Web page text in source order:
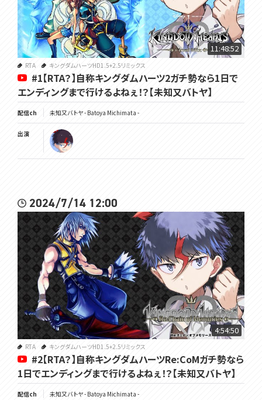
11:48:52
RTA キングダムハーツHD1.5+2.5リミックス
#1【RTA？】自称キングダムハーツ2ガチ勢なら1日で
エンディングまで行けるよねぇ！？【未知又バトヤ】
配信ch 未知又バトヤ - Batoya Michimata -
出演
2024/7/14 12:00
4:54:50
RTA キングダムハーツHD1.5+2.5リミックス
#2【RTA？】自称キングダムハーツRe:CoMガチ勢なら
1日でエンディングまで行けるよねぇ！？【未知又バトヤ】
配信ch 未知又バトヤ - Batoya Michimata -